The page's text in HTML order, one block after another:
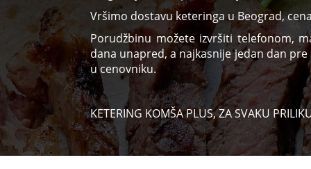
Vršimo dostavu keteringa u Beograd,
Porudžbinu možete izvršiti telefonom,
dana unapred, a najkasnije jedan dan
u cenovniku.
KETERING KOMŠA PLUS, ZA SVAKU